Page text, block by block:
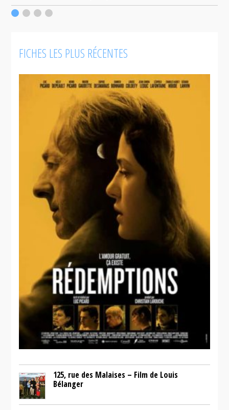
FICHES LES PLUS RÉCENTES
125, rue des Malaises – Film de Louis
Bélanger